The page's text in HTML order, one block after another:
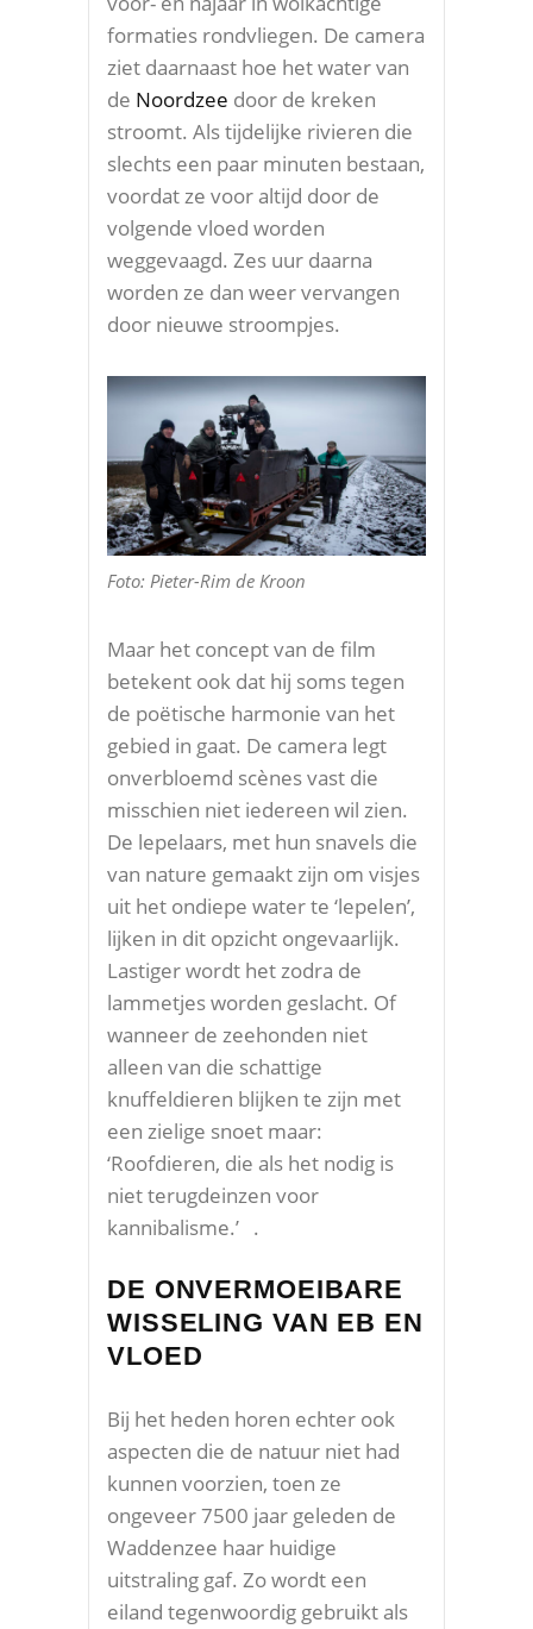
formaties rondvliegen. De camera
ziet daarnaast hoe het water van
de Noordzee door de kreken
stroomt. Als tijdelijke rivieren die
slechts een paar minuten bestaan,
voordat ze voor altijd door de
volgende vloed worden
weggevaagd. Zes uur daarna
worden ze dan weer vervangen
door nieuwe stroompjes.
Foto: Pieter-Rim de Kroon
Maar het concept van de film
betekent ook dat hij soms tegen
de poëtische harmonie van het
gebied in gaat. De camera legt
onverbloemd scènes vast die
misschien niet iedereen wil zien.
De lepelaars, met hun snavels die
van nature gemaakt zijn om visjes
uit het ondiepe water te ‘lepelen’,
lijken in dit opzicht ongevaarlijk.
Lastiger wordt het zodra de
lammetjes worden geslacht. Of
wanneer de zeehonden niet
alleen van die schattige
knuffeldieren blijken te zijn met
een zielige snoet maar:
‘Roofdieren, die als het nodig is
niet terugdeinzen voor
kannibalisme.’ .
DE ONVERMOEIBARE
WISSELING VAN EB EN
VLOED
Bij het heden horen echter ook
aspecten die de natuur niet had
kunnen voorzien, toen ze
ongeveer 7500 jaar geleden de
Waddenzee haar huidige
uitstraling gaf. Zo wordt een
eiland tegenwoordig gebruikt als